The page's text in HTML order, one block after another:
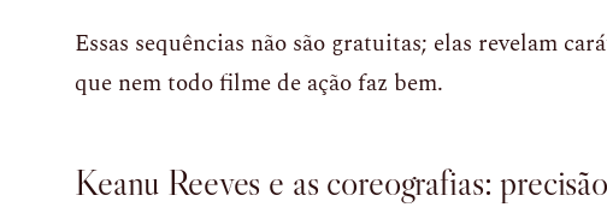
Essas sequências não são gratuitas; elas revelam
que nem todo filme de ação faz bem.
Keanu Reeves e as coreografias: